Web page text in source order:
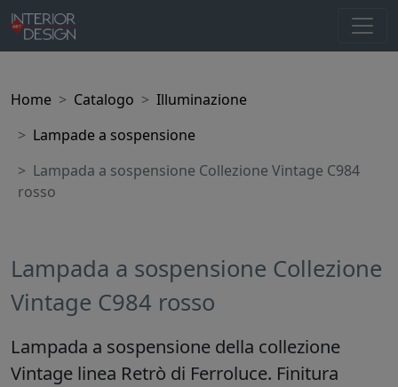
Home Catalogo
Illuminazione
Lampade a sospensione
Lampada a sospensione Collezione Vintage C984
rosso
Lampada a sospensione Collezione
Vintage C984 rosso
Lampada a sospensione della collezione
Vintage linea Retrò di Ferroluce. Finitura